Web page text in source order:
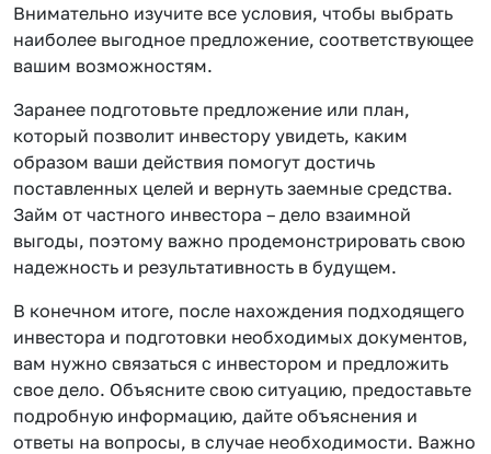
Внимательно изучите все условия, чтобы выбрать
наиболее выгодное предложение, соответствующее
вашим возможностям.
Заранее подготовьте предложение или план,
который позволит инвестору увидеть, каким
образом ваши действия помогут достичь
поставленных целей и вернуть заемные средства.
Займ от частного инвестора – дело взаимной
выгоды, поэтому важно продемонстрировать свою
надежность и результативность в будущем.
В конечном итоге, после нахождения подходящего
инвестора и подготовки необходимых документов,
вам нужно связаться с инвестором и предложить
свое дело. Объясните свою ситуацию, предоставьте
подробную информацию, дайте объяснения и
ответы на вопросы, в случае необходимости. Важно